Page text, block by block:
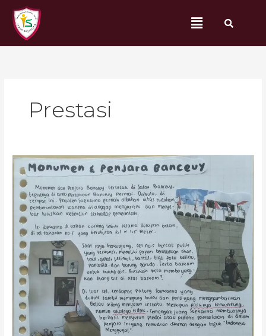
Lewati
konten
Menu
Prestasi
Review
:Monumen
Penjara
Banceuy